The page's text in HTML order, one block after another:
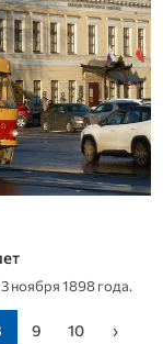
ноября 1898 года.
9 10 ›